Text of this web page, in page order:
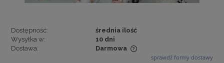
Dostępność:
średnia ilość
Wysyłka w:
10 dni
Dostawa:
Darmowa
Cena nie zawiera ewentualnych kosztów płatności
sprawdź formy dostawy